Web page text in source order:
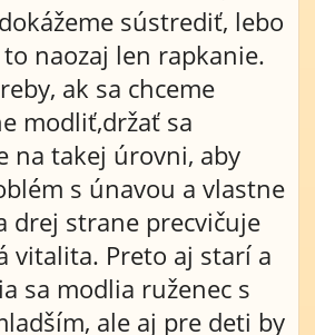
sústrediť, lebo
naozaj len rapkanie.
ak sa chceme
modliť,držať sa
na takej úrovni, aby
s únavou a vlastne
drej strane precvičuje
vitalita. Preto aj starí a
sa modlia ruženec s
ale aj pre deti by